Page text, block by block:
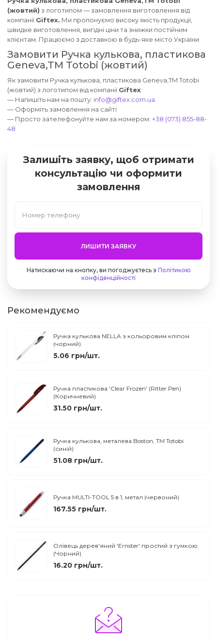
(жовтий) з логотипом — замовлення виготовлення від
компанії Giftex. Ми пропонуємо високу якість продукції,
швидке виготовлення, вигідні ціни та знижки постійним
клієнтам. Працюємо з доставкою в будь-яке місто України.
Замовити Ручка кулькова, пластикова
Geneva,TM Totobi (жовтий)
Як замовити Ручка кулькова, пластикова Geneva,TM Totobi
(жовтий) з логотипом від компанії Giftex:
— Напишіть нам на пошту: info@giftex.com.ua
— Оформіть замовлення на сайті
— Просто зателефонуйте нам за номером: +38 (073) 855-88-
48
Залишіть заявку, щоб отримати
консультацію чи оформити
замовлення
ЛИШИТИ ЗАЯВКУ
Натискаючи на кнопку, ви погоджуєтесь з Політикою
конфіденційності
Рекомендуємо
Ручка кулькова NELLA з кольоровим кліпом
(чорний)
5.06 грн/шт.
Ручка пластикова 'Clear Frozen' (Ritter Pen)
(Коричневий)
31.50 грн/шт.
Ручка кулькова, металева Boston, ТМ Totobi
(синій)
51.08 грн/шт.
Ручка MULTI-TOOL 5 в 1, метал (червоний)
167.55 грн/шт.
Олівець дерев'яний 'Ernster' простий з гумкою
(Чорний)
16.20 грн/шт.